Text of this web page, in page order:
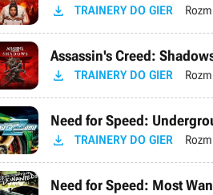
 TRAINERY DO GIER
Assassin's Creed:
 TRAINERY DO GIER
Need for Speed:
 TRAINERY DO GIER
Need for Speed: Most